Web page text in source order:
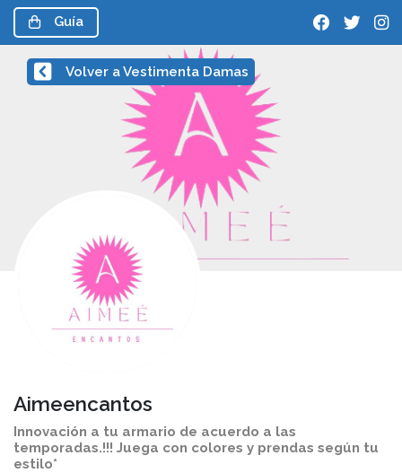
Guía
Volver a Vestimenta Damas
Aimeencantos
Innovación a tu armario de acuerdo a las
temporadas.!!! Juega con colores y prendas según tu
estilo*